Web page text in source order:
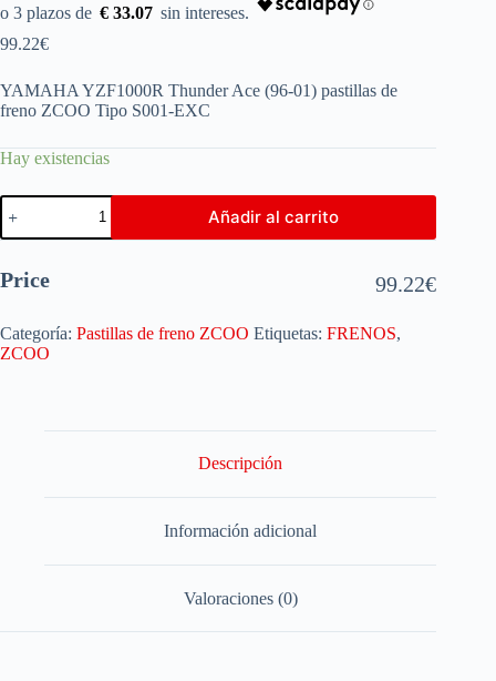
€ 33.07
99.22€
YAMAHA YZF1000R Thunder Ace (96-01) pastillas de
freno ZCOO Tipo S001-EXC
Hay existencias
Añadir al carrito
Price 99.22€
Categoría: Pastillas de freno ZCOO Etiquetas: FRENOS,
ZCOO
Descripción
Información adicional
Valoraciones (0)